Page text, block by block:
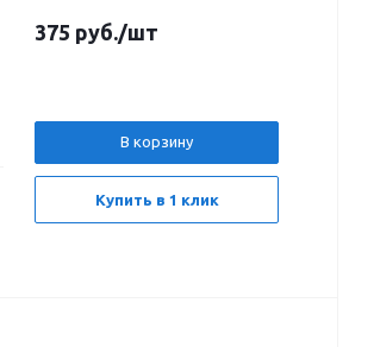
375 руб./шт
В корзину
Купить в 1 клик